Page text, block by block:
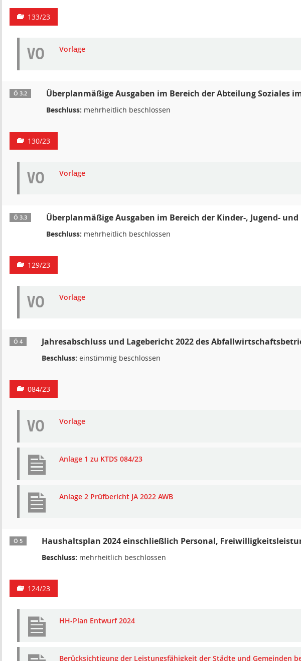
133/23
VO Vorlage
Ö 3.2 Überplanmäßige Ausgaben im Bereich der Abteilung Soziales
Beschluss: mehrheitlich beschlossen
130/23
VO Vorlage
Ö 3.3 Überplanmäßige Ausgaben im Bereich der Kinder-, Jugend-
Beschluss: mehrheitlich beschlossen
129/23
VO Vorlage
Ö 4 Jahresabschluss und Lagebericht 2022 des
Beschluss: einstimmig beschlossen
084/23
VO Vorlage
Anlage 1 zu KTDS 084/23
Anlage 2 Prüfbericht JA 2022 AWB
Ö 5 Haushaltsplan 2024 einschließlich Personal,
Beschluss: mehrheitlich beschlossen
124/23
HH-Plan Entwurf 2024
Berücksichtigung der Leistungsfähigkeit der Städte und Gemeinden